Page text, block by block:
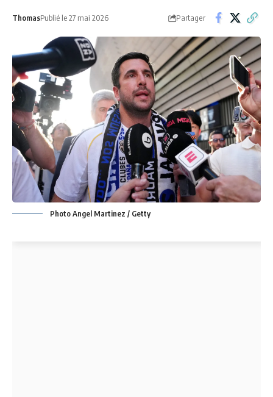
ThomasPublié le 27 mai 2026 Partager
Photo Angel Martinez / Getty